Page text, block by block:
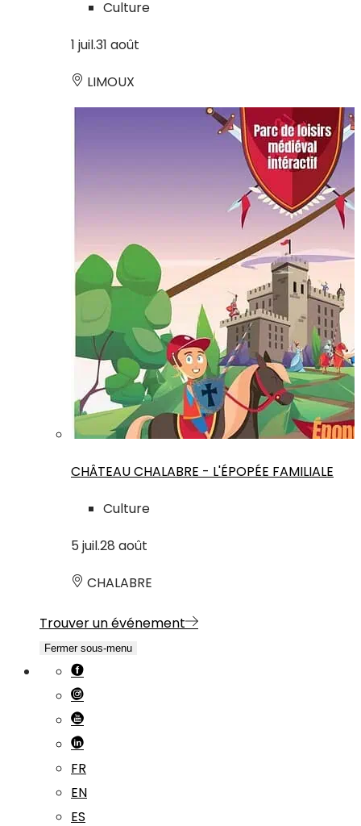
Culture
1 juil.31 août
LIMOUX
CHÂTEAU CHALABRE - L'ÉPOPÉE FAMILIALE
Culture
5 juil.28 août
CHALABRE
Trouver un événement
Fermer sous-menu
FR
EN
ES